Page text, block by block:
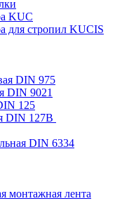
KUC
для стропил KUCIS
DIN 975
DIN 9021
125
DIN 127B
DIN 6334
монтажная лента